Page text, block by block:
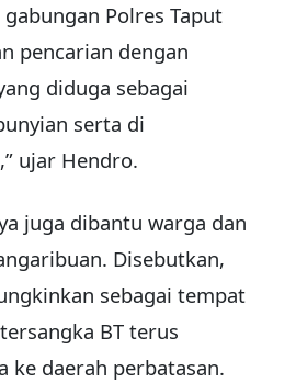
Polres Taput
pencarian dengan
diduga sebagai
serta di
ujar Hendro.
juga dibantu warga dan
Disebutkan,
sebagai tempat
BT terus
ke daerah perbatasan.